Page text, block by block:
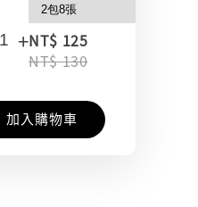
+NT$ 125
NT$ 130
加入購物車